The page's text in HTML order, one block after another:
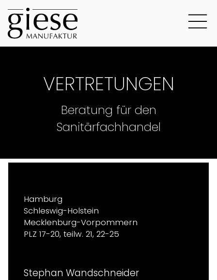
VERTRETUNGEN
Beratung für den
Sanitärfachhandel
Hamburg
Schleswig-Holstein
Mecklenburg-Vorpommern
PLZ 17-20, teilw. 21, 22-25
Stephan Wandschneider